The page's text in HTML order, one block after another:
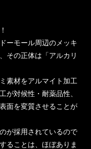
ーモール周辺のメッキ
その正体は「アルカリ
素材をアルマイト加工
が対候性・耐薬品性、
面を変質させることが
が採用されているので
ることは、ほぼありま